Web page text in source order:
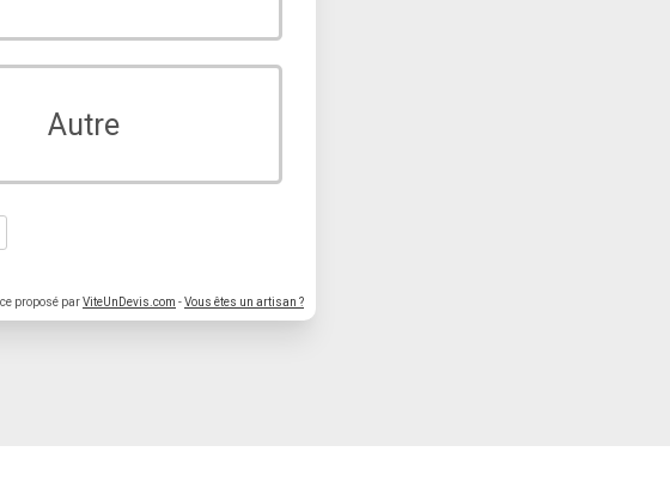
Autre
proposé parViteUnDevis.com -Vous êtes un artisan ?